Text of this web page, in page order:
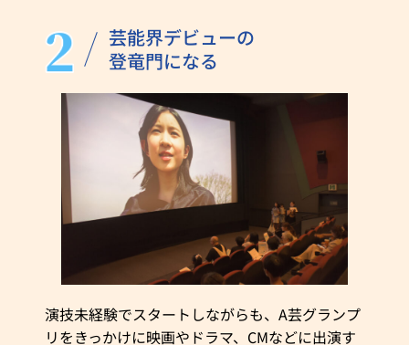
芸能界デビューの
登竜門になる
演技未経験でスタートしながらも、A芸グランプ
リをきっかけに映画やドラマ、CMなどに出演す